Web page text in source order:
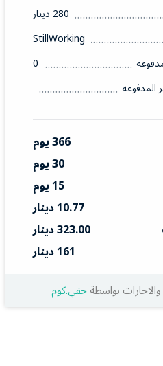
280 دينار
StillWorking
0
المدفوعه
366 يوم
30 يوم
15 يوم
10.77 دينار
323.00 دينار
161 دينار
بواسطةحقي.كوم